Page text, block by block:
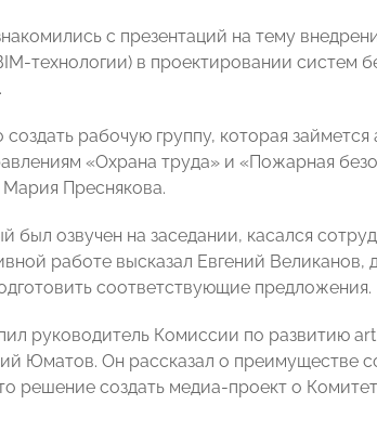
с презентаций на тему
технологии) в проектировании систем
рабочую группу, которая
«Охрана труда» и «Пожарная
Преснякова.
был озвучен на заседании, касался
работе высказал Евгений Великанов,
соответствующие предложения.
руководитель Комиссии по развитию
Юматов. Он рассказал о преимуществе
решение создать медиа-проект о